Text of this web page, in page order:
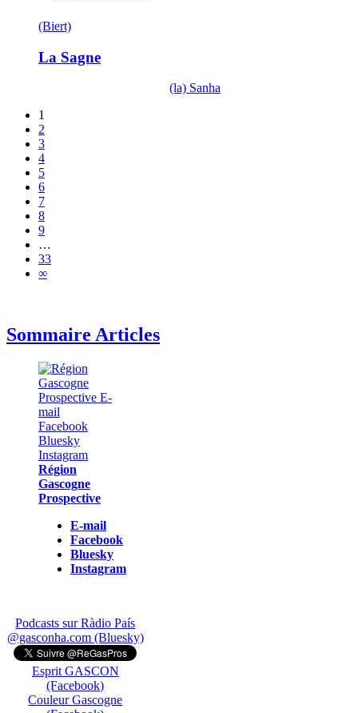
(Biert)
La Sagne
(la) Sanha
1
2
3
4
5
6
7
8
9
…
33
∞
Sommaire Articles
Région
Gascogne
Prospective
E-mail
Facebook
Bluesky
Instagram
Podcasts sur Ràdio País
@gasconha.com (Bluesky)
Esprit GASCON
(Facebook)
Couleur Gascogne